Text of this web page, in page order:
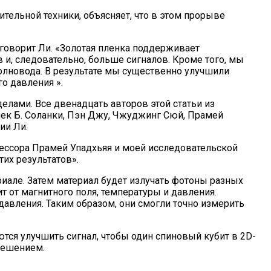
техники, объясняет, что в этом прорыве
Ли. «Золотая пленка поддерживает
следовательно, больше сигналов. Кроме того, мы
В результате мы существенно улучшили
давления ».
Все двенадцать авторов этой статьи из
Б. Соланки, Пэн Джу, Чжуджинг Сюй, Прамей
Ли.
Прамей Упадхьяя и моей исследовательской
результатов».
Затем материал будет излучать фотоны разных
магнитного поля, температуры и давления.
Таким образом, они смогли точно измерить
улучшить сигнал, чтобы один спиновый кубит в 2D-